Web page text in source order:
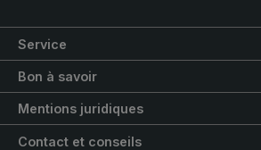
Service
Bon à savoir
Mentions juridiques
Contact et conseils